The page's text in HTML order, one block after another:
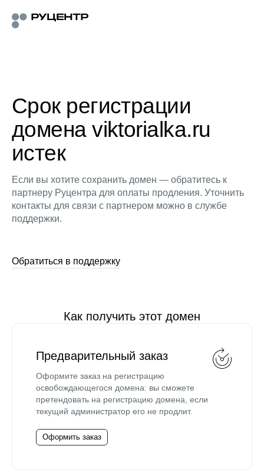
Срок регистрации
домена viktorialka.ru
истек
Если вы хотите сохранить домен — обратитесь к
партнеру Руцентра для оплаты продления. Уточнить
контакты для связи с партнером можно в службе
поддержки.
Обратиться в поддержку
Как получить этот домен
Предварительный заказ
Оформите заказ на регистрацию
освобождающегося домена: вы сможете
претендовать на регистрацию домена, если
текущий администратор его не продлит.
Оформить заказ